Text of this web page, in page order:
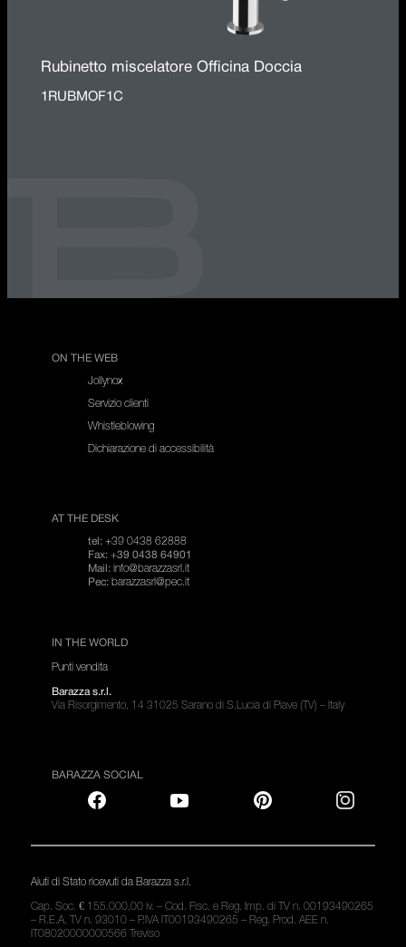
Rubinetto miscelatore Officina Doccia
1RUBMOF1C
ON THE WEB
Jollynox
Servizio clienti
Whistleblowing
Dichiarazione di accessibilità
AT THE DESK
tel: +39 0438 62888
Fax: +39 0438 64901
Mail: info@barazzasrl.it
Pec: barazzasrl@pec.it
IN THE WORLD
Punti vendita
Barazza s.r.l.
Via Risorgimento, 14 31025 Sarano di S.Lucia di Piave (TV) – Italy
BARAZZA SOCIAL
Aiuti di Stato ricevuti da Barazza s.r.l.
Cap. Soc. € 155.000,00 iv. – Cod. Fisc. e Reg. Imp. di TV n. 00193490265
– R.E.A. TV n. 93010 – P.IVA IT00193490265 – Reg. Prod. AEE n.
IT08020000000566 Treviso